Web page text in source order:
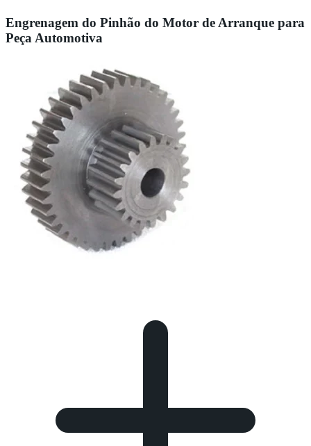
Engrenagem do Pinhão do Motor de Arranque para
Peça Automotiva